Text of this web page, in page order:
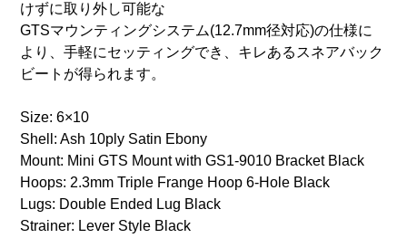
けずに取り外し可能な
GTSマウンティングシステム(12.7mm径対応)の仕様に
より、手軽にセッティングでき、キレあるスネアバック
ビートが得られます。
Size: 6×10
Shell: Ash 10ply Satin Ebony
Mount: Mini GTS Mount with GS1-9010 Bracket Black
Hoops: 2.3mm Triple Frange Hoop 6-Hole Black
Lugs: Double Ended Lug Black
Strainer: Lever Style Black